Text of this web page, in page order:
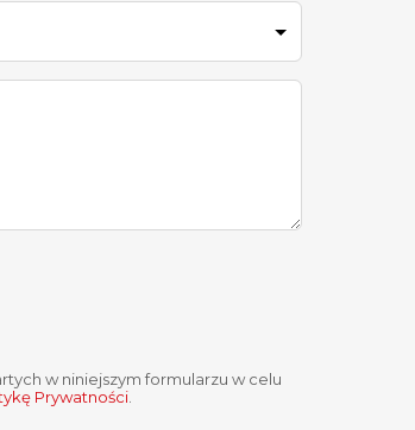
w niniejszym formularzu w celu
Prywatności